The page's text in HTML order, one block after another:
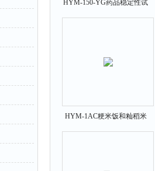
HYM-150-YG药品稳定性试
验箱0-6000LX
HYM-1AC粳米饭和籼稻米
饭食味仪